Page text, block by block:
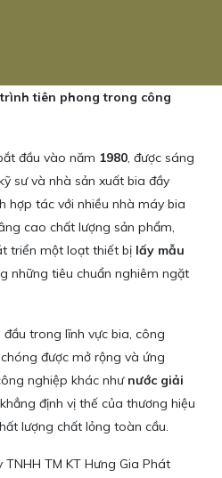
tiên phong trong công
đầu vào năm 1980, được sáng
sư và nhà sản xuất bia đầy
hợp tác với nhiều nhà máy bia
cao chất lượng sản phẩm,
triển một loạt thiết bị lấy mẫu
những tiêu chuẩn nghiêm ngặt
trong lĩnh vực bia, công
được mở rộng và ứng
nghiệp khác như nước giải
định vị thế của thương hiệu
lượng chất lỏng toàn cầu.
TM KT Hưng Gia Phát